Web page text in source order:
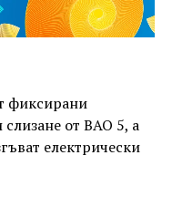
фиксирани
от BAO 5, а
електрически